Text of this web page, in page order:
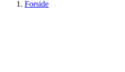
Forside